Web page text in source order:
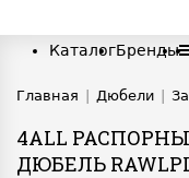
КаталогБренды
Главная Дюбели
4ALL
ДЮБЕЛЬ